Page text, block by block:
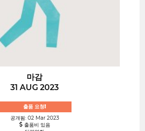
마감
31 AUG 2023
출품 요청!
공개됨: 02 Mar 2023
출품비 있음